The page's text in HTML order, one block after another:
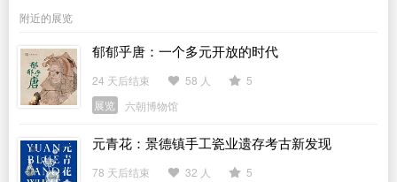
附近的展览
郁郁乎唐：一个多元开放的时代
24 天后结束 58 人
5
展览
六朝博物馆
元青花：景德镇手工瓷业遗存考古新发现
78 天后结束 32 人
5